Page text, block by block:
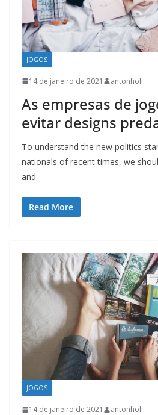
JOGOS
14 de janeiro de 2021 antonholi
As empresas de
evitar designs
To understand the new politics
nationals of recent times, we
and
Read More
JOGOS
14 de janeiro de 2021 antonholi